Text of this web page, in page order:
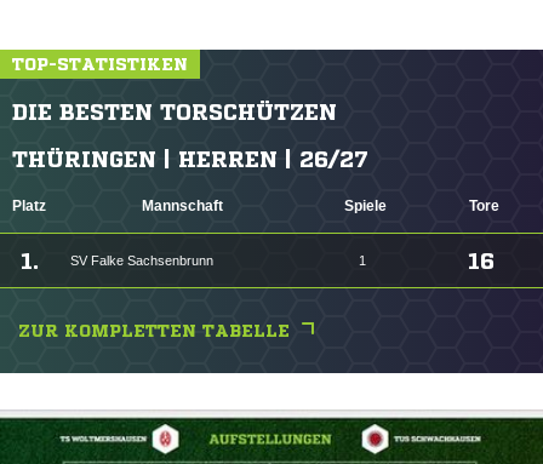
TOP-STATISTIKEN
DIE BESTEN TORSCHÜTZEN
THÜRINGEN | HERREN | 26/27
Platz Mannschaft Spiele Tore
1. SV Falke Sachsenbrunn 1 16
ZUR KOMPLETTEN TABELLE